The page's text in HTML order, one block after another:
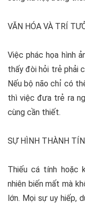
VĂN HÓA VÀ TRÍ
Việc phác họa hình
thấy đòi hỏi trẻ phải
Nếu bộ não chỉ có
thì việc đưa trẻ ra
cùng cần thiết.
SỰ HÌNH THÀNH
Thiếu cá tính hoặc
nhiên biến mất mà
lớn. Mọi sự uy hiếp,